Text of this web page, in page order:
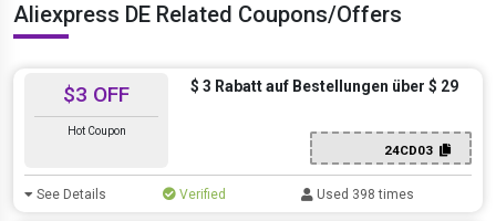
Aliexpress DE Related Coupons/Offers
$3 OFF
Hot Coupon
$ 3 Rabatt auf Bestellungen über $ 29
24CD03
See Details Verified Used 398 times